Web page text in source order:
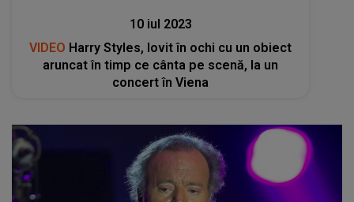
10 iul 2023
VIDEO Harry Styles, lovit în ochi cu un obiect
aruncat în timp ce cânta pe scenă, la un
concert în Viena